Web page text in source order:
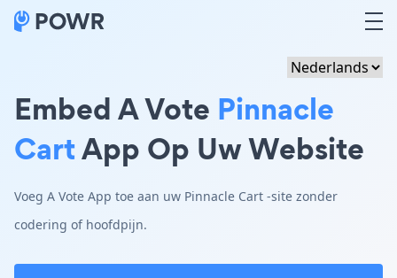
Embed A Vote Pinnacle
CartApp Op Uw Website
Voeg A Vote App toe aan uw Pinnacle Cart -site zonder
codering of hoofdpijn.